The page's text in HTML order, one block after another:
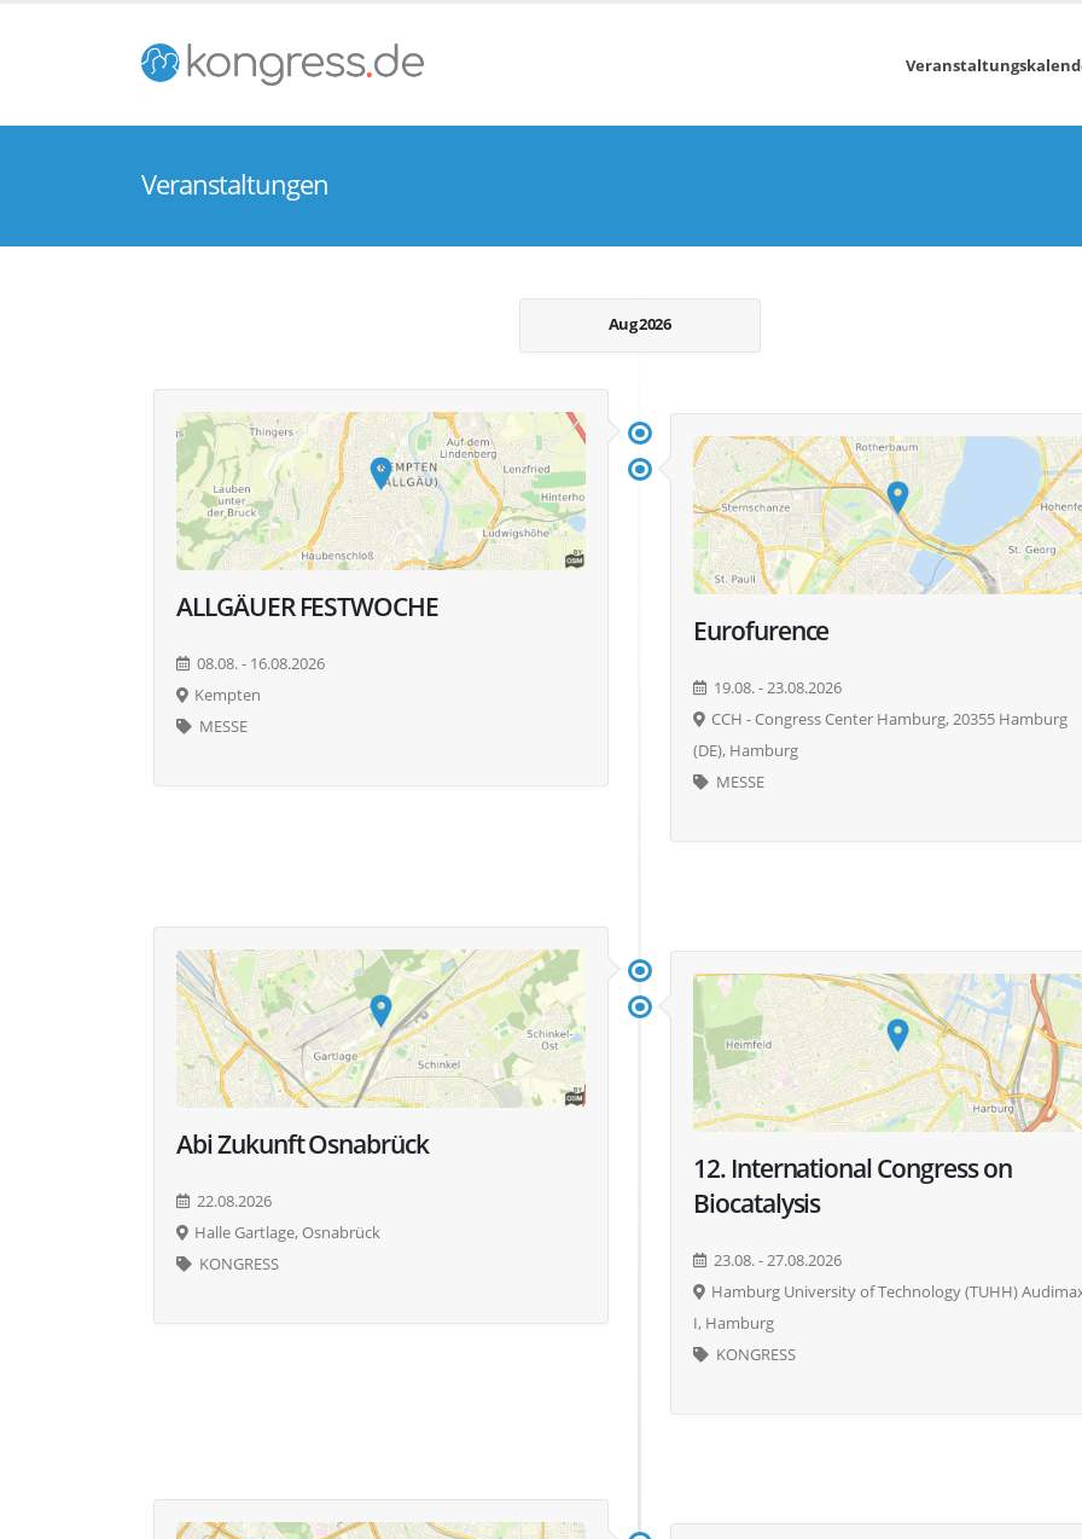
Veranstaltungen
Aug 2026
ALLGÄUER FESTWOCHE
08.08. - 16.08.2026
Kempten
MESSE
Eurofurence
19.08. - 23.08.2026
CCH - Congress Center Hamburg, 20355 Hamburg
(DE), Hamburg
MESSE
Abi Zukunft Osnabrück
22.08.2026
Halle Gartlage, Osnabrück
KONGRESS
12. International Congress on
Biocatalysis
23.08. - 27.08.2026
Hamburg University of Technology (TUHH)
I, Hamburg
KONGRESS